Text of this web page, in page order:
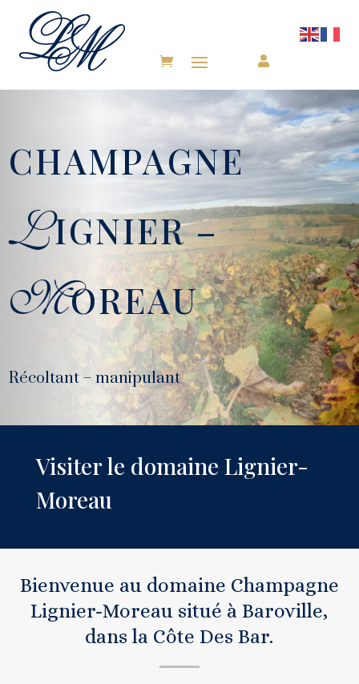

CHAMPAGNE
LIGNIER –
MOREAU
Récoltant – manipulant
Visiter le domaine Lignier-
Moreau
Bienvenue au domaine Champagne
Lignier-Moreau situé à Baroville,
dans la Côte Des Bar.